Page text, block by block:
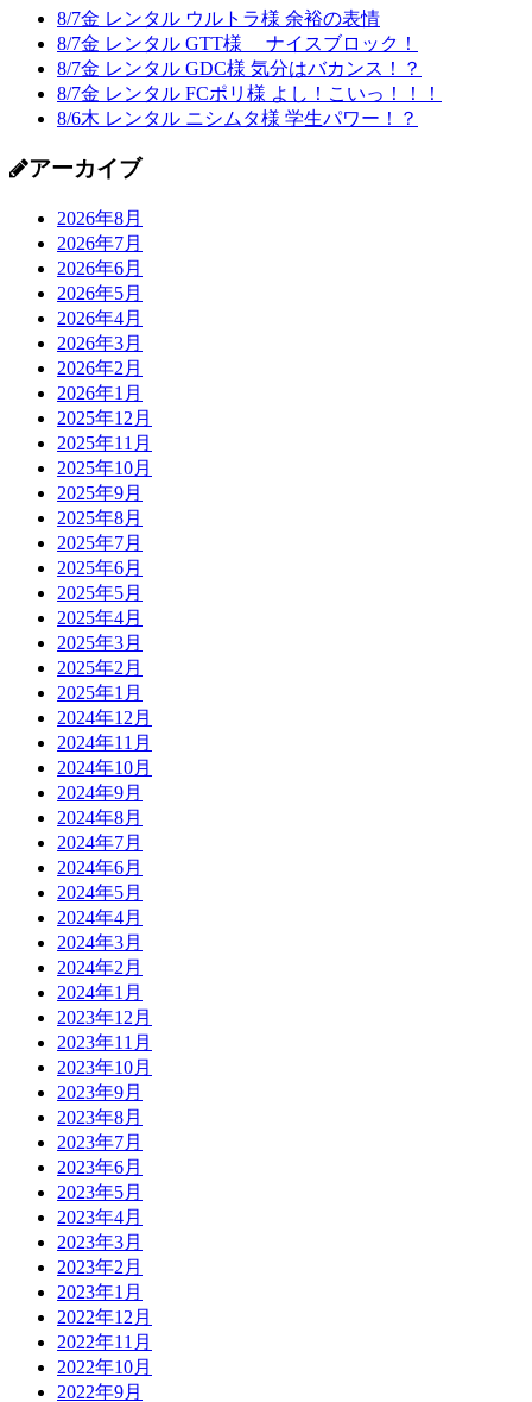
8/7金 レンタル ウルトラ様 余裕の表情
8/7金 レンタル GTT様 ナイスブロック！
8/7金 レンタル GDC様 気分はバカンス！？
8/7金 レンタル FCポリ様 よし！こいっ！！！
8/6木 レンタル ニシムタ様 学生パワー！？
アーカイブ
2026年8月
2026年7月
2026年6月
2026年5月
2026年4月
2026年3月
2026年2月
2026年1月
2025年12月
2025年11月
2025年10月
2025年9月
2025年8月
2025年7月
2025年6月
2025年5月
2025年4月
2025年3月
2025年2月
2025年1月
2024年12月
2024年11月
2024年10月
2024年9月
2024年8月
2024年7月
2024年6月
2024年5月
2024年4月
2024年3月
2024年2月
2024年1月
2023年12月
2023年11月
2023年10月
2023年9月
2023年8月
2023年7月
2023年6月
2023年5月
2023年4月
2023年3月
2023年2月
2023年1月
2022年12月
2022年11月
2022年10月
2022年9月